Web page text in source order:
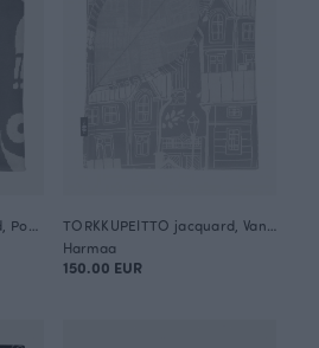
Harmaa
150.00 EUR